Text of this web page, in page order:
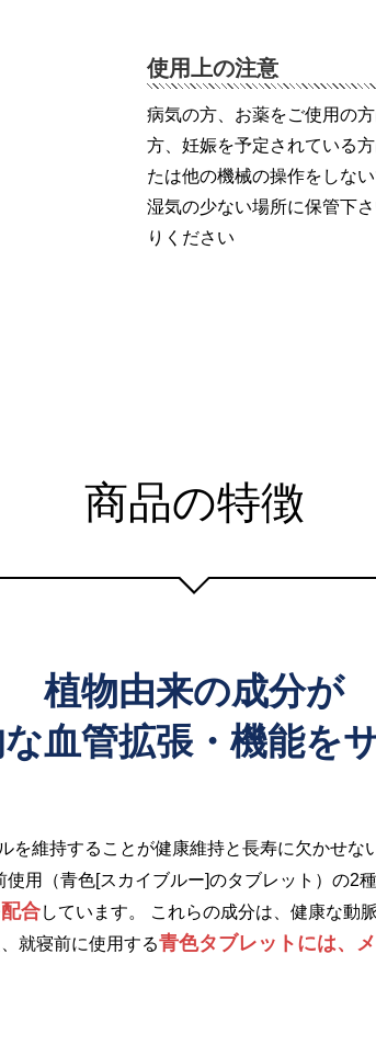
使用上の注意
病気の方、お薬をご使用の
方、妊娠を予定されている
たは他の機械の操作をしな
湿気の少ない場所に保管下
りください
商品の特徴
植物由来の成分が
血管拡張・機能を
を維持することが健康維持と長寿に欠かせ
用（青色[スカイブルー]のタブレット）の2
合しています。 これらの成分は、健康な動
就寝前に使用する青色タブレットには、